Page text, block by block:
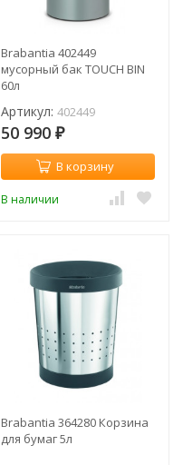
Brabantia 402449
мусорный бак TOUCH BIN
60л
Артикул: 402449
50 990 ₽
В корзину
В наличии
Brabantia 364280 Корзина
для бумаг 5л